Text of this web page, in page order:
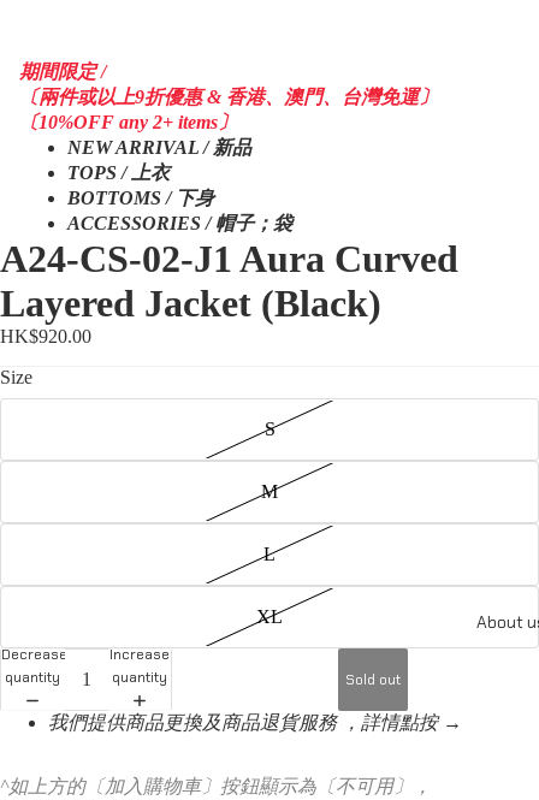
About
期間限定 /
〔兩件或以上9折優惠 & 香港、澳門、台灣免運〕
〔10%OFF any 2+ items〕
NEW ARRIVAL / 新品
TOPS / 上衣
BOTTOMS / 下身
ACCESSORIES / 帽子；袋
A24-CS-02-J1 Aura Curved
Layered Jacket (Black)
HK$920.00
Size
S
M
L
XL
Decrease
quantity
Increase
quantity
Sold out
我們提供商品更換及商品退貨服務 ，詳情點按 →
^如上方的〔加入購物車〕按鈕顯示為〔不可用〕，